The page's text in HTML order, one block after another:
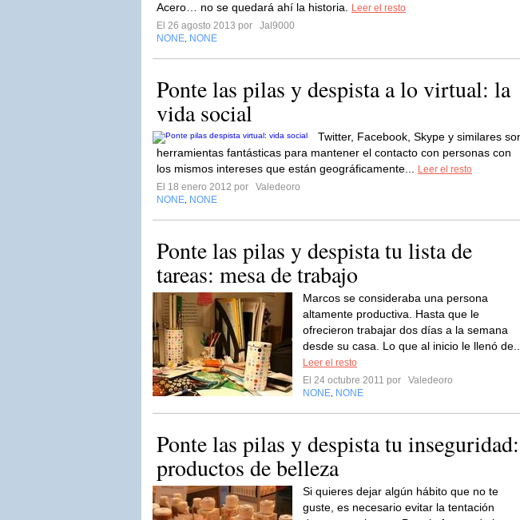
Acero… no se quedará ahí la historia.
Leer el resto
El 26 agosto 2013 por
Jal9000
NONE NONE
Ponte las pilas y despista a lo virtual: la
vida social
Twitter, Facebook, Skype y similares
herramientas fantásticas para mantener el contacto con personas con
los mismos intereses que están geográficamente...
Leer el resto
El 18 enero 2012 por
Valedeoro
NONE NONE
Ponte las pilas y despista tu lista de
tareas: mesa de trabajo
Marcos se consideraba una persona
altamente productiva. Hasta que le
ofrecieron trabajar dos días a la semana
desde su casa. Lo que al inicio le llenó de...
Leer el resto
El 24 octubre 2011 por
Valedeoro
NONE NONE
Ponte las pilas y despista tu inseguridad:
productos de belleza
Si quieres dejar algún hábito que no te
guste, es necesario evitar la tentación